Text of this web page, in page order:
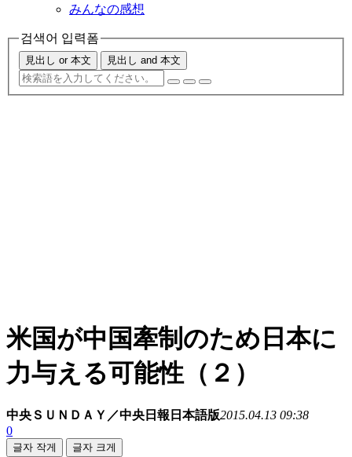
みんなの感想
검색어 입력폼
見出し or 本文 見出し and 本文
米国が中国牽制のため日本に
力与える可能性（２）
中央ＳＵＮＤＡＹ／中央日報日本語版2015.04.13 09:38
0
글자 작게 글자 크게